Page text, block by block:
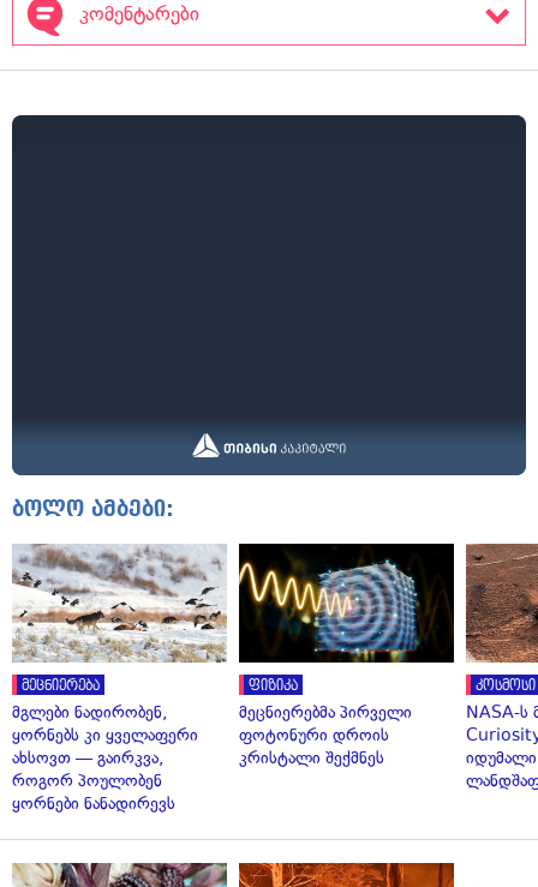
კომენტარები
ბოლო ამბები:
მეცნიერება
მგლები ნადირობენ,
ყორნებს კი ყველაფერი
ახსოვთ — გაირკვა,
როგორ პოულობენ
ყორნები ნანადირევს
ფიზიკა
მეცნიერებმა პირველი
ფოტონური დროის
კრისტალი შექმნეს
კოსმოსი
NASA-ს